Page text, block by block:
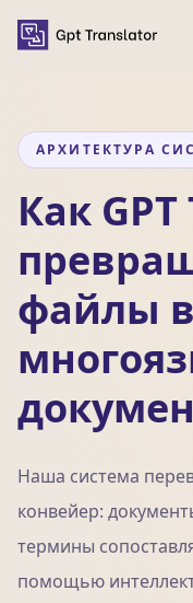
АРХИТЕКТУРА
Как
файлы
Наша система
конвейер:
термины
помощью